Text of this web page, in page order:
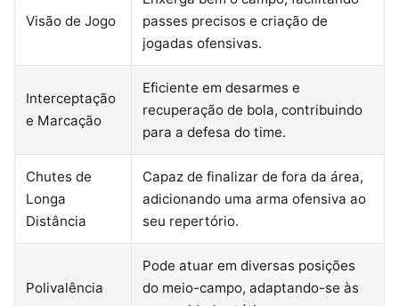
Visão de Jogo
passes precisos e criação de
jogadas ofensivas.
Interceptação
e Marcação
Eficiente em desarmes e
recuperação de bola, contribuindo
para a defesa do time.
Chutes de
Longa
Distância
Capaz de finalizar de fora da área,
adicionando uma arma ofensiva ao
seu repertório.
Polivalência
Pode atuar em diversas posições
do meio-campo, adaptando-se às